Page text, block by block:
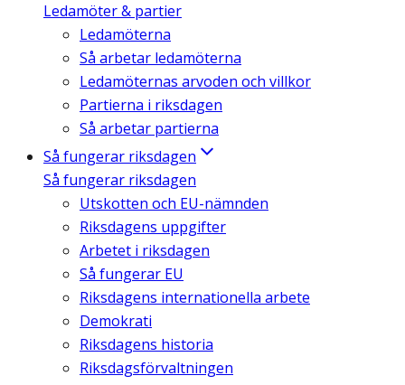
Ledamöter & partier
Ledamöterna
Så arbetar ledamöterna
Ledamöternas arvoden och villkor
Partierna i riksdagen
Så arbetar partierna
Så fungerar riksdagen
Så fungerar riksdagen
Utskotten och EU-nämnden
Riksdagens uppgifter
Arbetet i riksdagen
Så fungerar EU
Riksdagens internationella arbete
Demokrati
Riksdagens historia
Riksdagsförvaltningen